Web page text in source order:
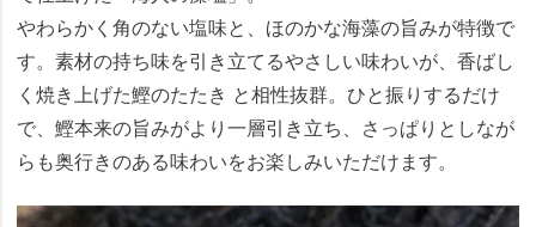
やわらかく角のない塩味と、ほのかな海藻の旨みが特徴で
す。素材の持ち味を引き立てるやさしい味わいが、香ばし
く焼き上げた鰹のたたき と相性抜群。ひと振りするだけ
で、鰹本来の旨みがより一層引き立ち、さっぱりとしなが
らも奥行きのある味わいをお楽しみいただけます。